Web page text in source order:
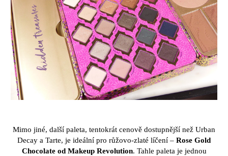
Mimo jiné, další paleta, tentokrát cenově dostupnější než Urban
Decay a Tarte, je ideální pro růžovo-zlaté líčení – Rose Gold
Chocolate od Makeup Revolution. Tahle paleta je jednou